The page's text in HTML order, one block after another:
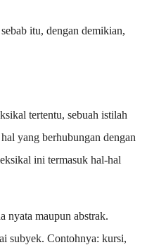
itu, dengan demikian,
tertentu, sebuah istilah
yang berhubungan dengan
ini termasuk hal-hal
nyata maupun abstrak.
subyek. Contohnya: kursi,